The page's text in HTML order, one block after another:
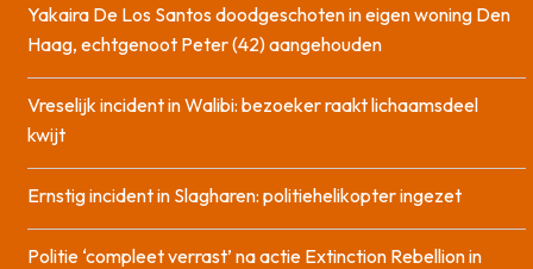
Yakaira De Los Santos doodgeschoten in eigen woning Den
Haag, echtgenoot Peter (42) aangehouden
Vreselijk incident in Walibi: bezoeker raakt lichaamsdeel
kwijt
Ernstig incident in Slagharen: politiehelikopter ingezet
Politie ‘compleet verrast’ na actie Extinction Rebellion in